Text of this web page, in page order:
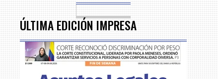
ÚLTIMA EDICIÓN IMPRESA